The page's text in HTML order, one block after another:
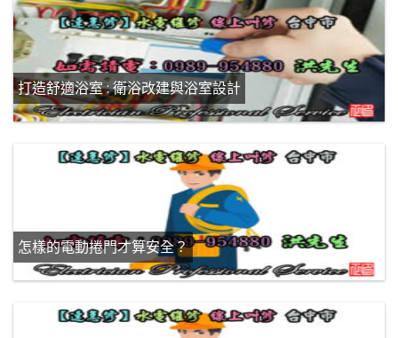
打造舒適浴室 : 衛浴改建與浴室設計
怎樣的電動捲門才算安全？